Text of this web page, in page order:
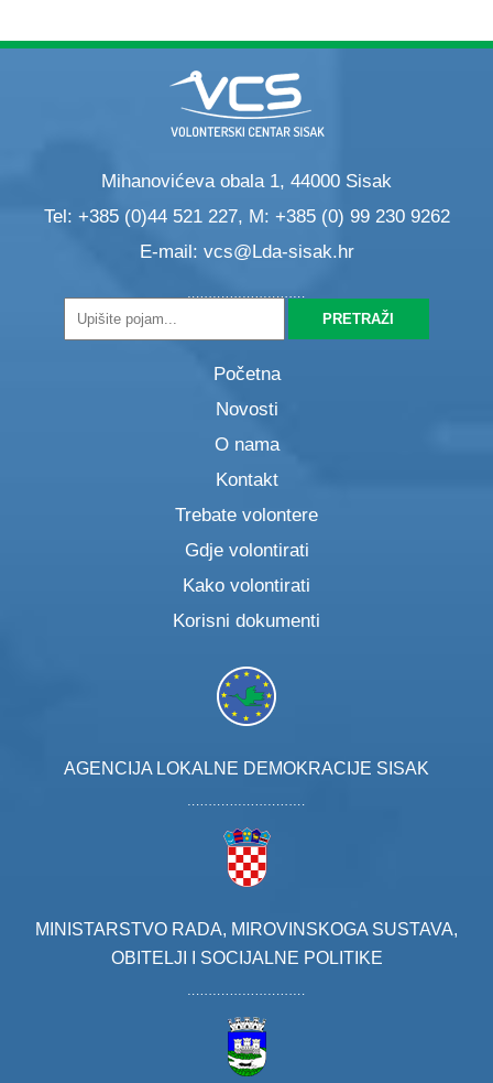
Mihanovićeva obala 1, 44000 Sisak
Tel: +385 (0)44 521 227, M: +385 (0) 99 230 9262
E-mail: vcs@Lda-sisak.hr
Početna
Novosti
O nama
Kontakt
Trebate volontere
Gdje volontirati
Kako volontirati
Korisni dokumenti
AGENCIJA LOKALNE DEMOKRACIJE SISAK
MINISTARSTVO RADA, MIROVINSKOGA SUSTAVA,
OBITELJI I SOCIJALNE POLITIKE